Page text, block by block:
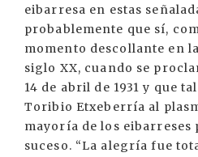
eibarresa en estas
probablemente que sí,
momento descollante en
siglo XX, cuando se
14 de abril de 1931 y que
Toribio Etxeberría al
mayoría de los eibarreses
suceso. “La alegría fue